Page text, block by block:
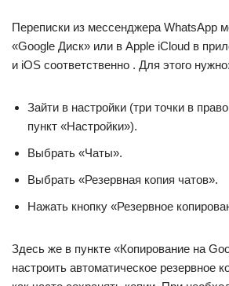
Переписки из мессенджера WhatsApp
«Google Диск» или в Apple iCloud в
и iOS соответственно . Для этого нужно:
Зайти в настройки (три точки в
пункт «Настройки»).
Выбрать «Чаты».
Выбрать «Резервная копия чатов».
Нажать кнопку «Резервное
Здесь же в пункте «Копирование на
настроить автоматическое резервное